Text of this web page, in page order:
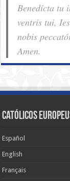
Benedícta tu
ventris tui,
nobis
Amen.
Católicos
Español
English
Français